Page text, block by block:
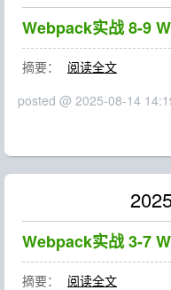
Webpack实战 8-9
摘要：
阅读全文
posted @ 2025-08-14
Webpack实战 3-7
摘要：
阅读全文